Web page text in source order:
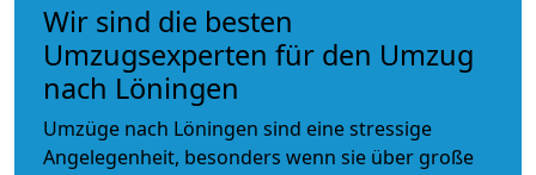
Wir sind die besten
Umzugsexperten für den Umzug
nach Löningen
Umzüge nach Löningen sind eine stressige
Angelegenheit, besonders wenn sie über große